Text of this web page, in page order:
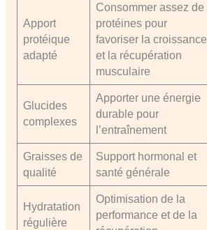
Apport
protéique
adapté
Consommer assez de
protéines pour
favoriser la croissance
et la récupération
musculaire
Glucides
complexes
Apporter une énergie
durable pour
l’entraînement
Graisses de
qualité
Support hormonal et
santé générale
Hydratation
régulière
Optimisation de la
performance et de la